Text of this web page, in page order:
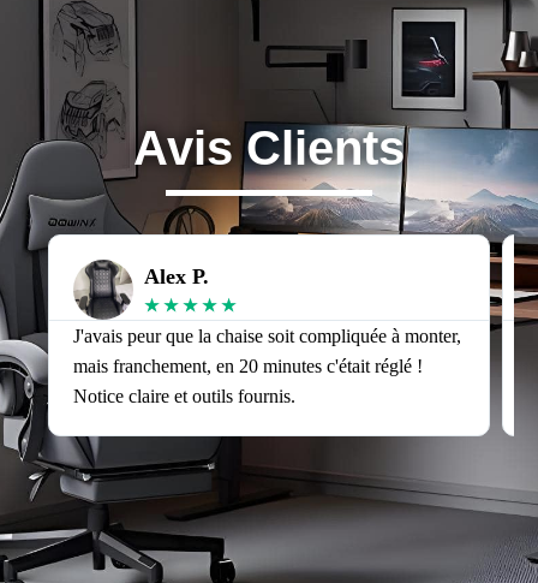
Avis Clients
Alex P.
★ ★ ★ ★ ★
J'avais peur que la chaise soit compliquée à monter,
mais franchement, en 20 minutes c'était réglé !
Notice claire et outils fournis.